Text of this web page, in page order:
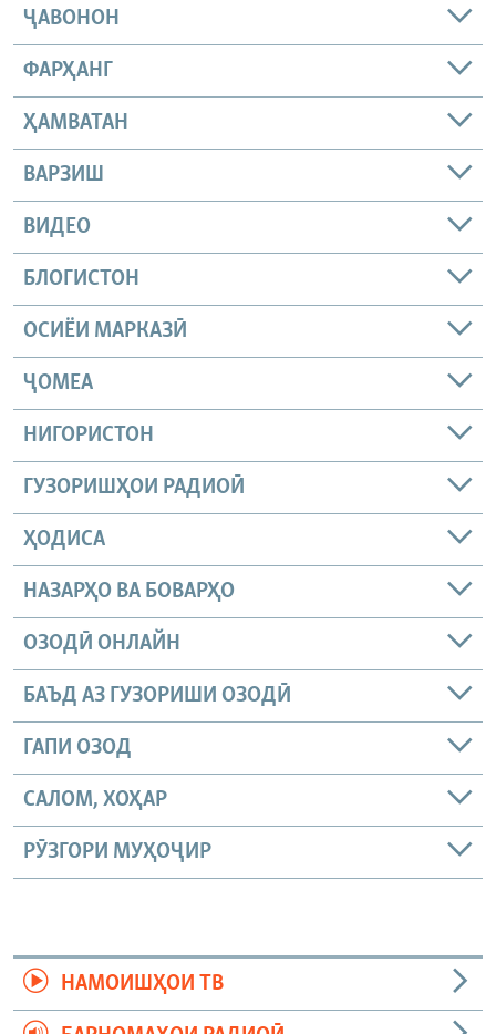
ҶАВОНОН
ФАРҲАНГ
ҲАМВАТАН
ВАРЗИШ
ВИДЕО
БЛОГИСТОН
ОСИЁИ МАРКАЗӢ
ҶОМEА
НИГОРИСТОН
ГУЗОРИШҲОИ РАДИОӢ
ҲОДИСА
НАЗАРҲО ВА БОВАРҲО
ОЗОДӢ ОНЛАЙН
БАЪД АЗ ГУЗОРИШИ ОЗОДӢ
ГАПИ ОЗОД
САЛОМ, ХОҲАР
РӮЗГОРИ МУҲОҶИР
НАМОИШҲОИ ТВ